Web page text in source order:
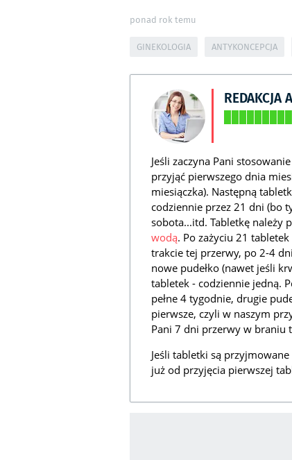
ponad rok temu
GINEKOLOGIA ANTYKONCEPCJA
REDAKCJA
Jeśli zaczyna Pani
przyjąć pierwszego dnia
miesiączka). Następną
codziennie przez 21 dni (bo
sobota...itd. Tabletkę należy
wodą. Po zażyciu 21
trakcie tej przerwy, po 2-4
nowe pudełko (nawet jeśli
tabletek - codziennie jedną.
pełne 4 tygodnie, drugie
pierwsze, czyli w naszym
Pani 7 dni przerwy w braniu
Jeśli tabletki są
już od przyjęcia pierwszej